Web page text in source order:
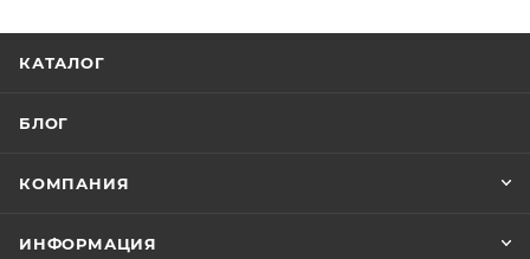
КАТАЛОГ
БЛОГ
КОМПАНИЯ
ИНФОРМАЦИЯ